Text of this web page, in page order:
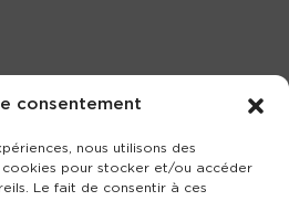
consentement
nous utilisons des
pour stocker et/ou accéder
Le fait de consentir à ces